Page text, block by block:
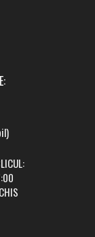
prealabil)
CU PUBLICUL:
08:30 – 17:00
0740.236.789
0753.236.789